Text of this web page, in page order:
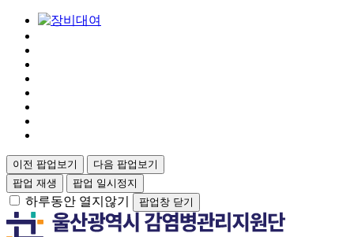
이전 팝업보기
다음 팝업보기
팝업 재생
팝업 일시정지
하루동안 열지않기 팝업창 닫기